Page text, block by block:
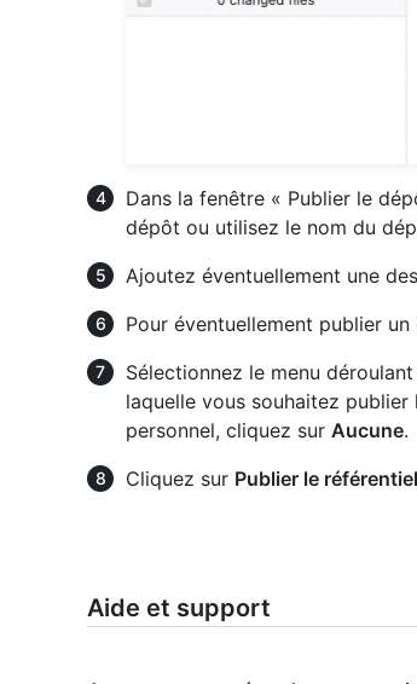
Dans la fenêtre « Publier le
dépôt ou utilisez le nom du
Ajoutez éventuellement une
Pour éventuellement publier
Sélectionnez le menu
laquelle vous souhaitez
personnel, cliquez sur Aucune.
Cliquez sur Publier le référentiel
Aide et support